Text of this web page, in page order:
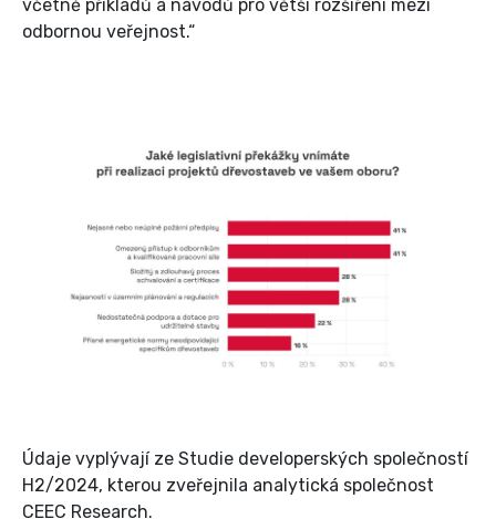
včetně příkladů a návodů pro větší rozšíření mezi
odbornou veřejnost.“
Údaje vyplývají ze Studie developerských společností
H2/2024, kterou zveřejnila analytická společnost
CEEC Research.